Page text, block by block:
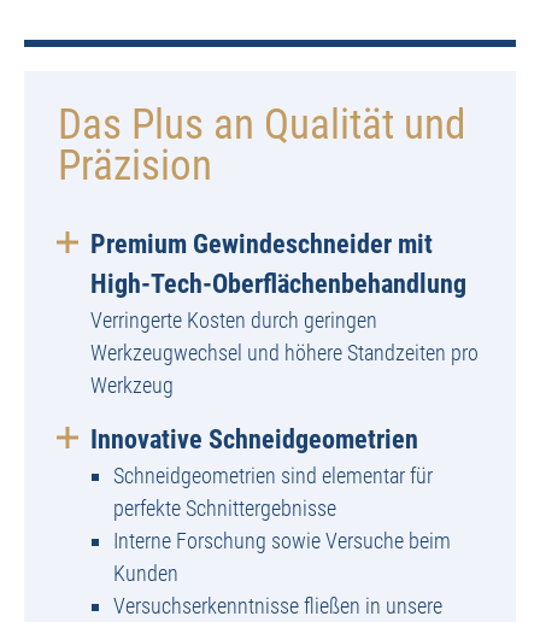
Das Plus an Qualität und
Präzision
Premium Gewindeschneider mit
High-Tech-Oberflächenbehandlung
Verringerte Kosten durch geringen
Werkzeugwechsel und höhere Standzeiten pro
Werkzeug
Innovative Schneidgeometrien
Schneidgeometrien sind elementar für
perfekte Schnittergebnisse
Interne Forschung sowie Versuche beim
Kunden
Versuchserkenntnisse fließen in unsere